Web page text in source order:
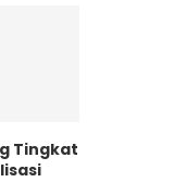
Tingkat